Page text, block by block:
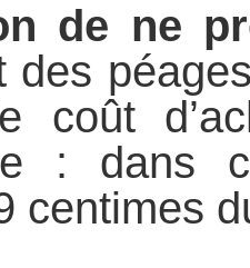
de ne
des
coût
: dans
centimes